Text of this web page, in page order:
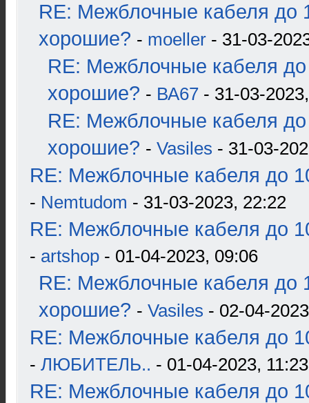
RE: Межблочные кабеля до
хорошие? - moeller - 31-03-
RE: Межблочные кабеля до
хорошие? - ВА67 - 31-03-
RE: Межблочные кабеля до
хорошие? - Vasiles - 31-03-
RE: Межблочные кабеля до
- Nemtudom - 31-03-2023, 22:22
RE: Межблочные кабеля до
- artshop - 01-04-2023, 09:06
RE: Межблочные кабеля до
хорошие? - Vasiles - 02-04-
RE: Межблочные кабеля до
- ЛЮБИТЕЛЬ.. - 01-04-2023, 11:23
RE: Межблочные кабеля до